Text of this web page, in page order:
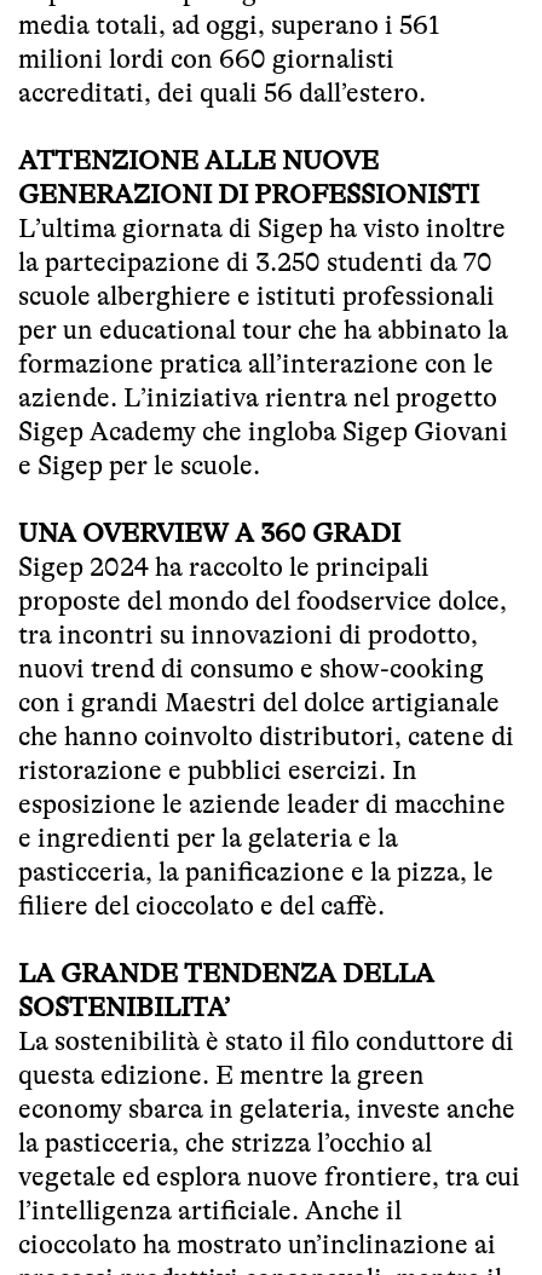
media totali, ad oggi, superano i 561
milioni lordi con 660 giornalisti
accreditati, dei quali 56 dall’estero.
ATTENZIONE ALLE NUOVE
GENERAZIONI DI PROFESSIONISTI
L’ultima giornata di Sigep ha visto inoltre
la partecipazione di 3.250 studenti da 70
scuole alberghiere e istituti professionali
per un educational tour che ha abbinato la
formazione pratica all’interazione con le
aziende. L’iniziativa rientra nel progetto
Sigep Academy che ingloba Sigep Giovani
e Sigep per le scuole.
UNA OVERVIEW A 360 GRADI
Sigep 2024 ha raccolto le principali
proposte del mondo del foodservice dolce,
tra incontri su innovazioni di prodotto,
nuovi trend di consumo e show-cooking
con i grandi Maestri del dolce artigianale
che hanno coinvolto distributori, catene di
ristorazione e pubblici esercizi. In
esposizione le aziende leader di macchine
e ingredienti per la gelateria e la
pasticceria, la panificazione e la pizza, le
filiere del cioccolato e del caffè.
LA GRANDE TENDENZA DELLA
SOSTENIBILITA’
La sostenibilità è stato il filo conduttore di
questa edizione. E mentre la green
economy sbarca in gelateria, investe anche
la pasticceria, che strizza l’occhio al
vegetale ed esplora nuove frontiere, tra cui
l’intelligenza artificiale. Anche il
cioccolato ha mostrato un’inclinazione ai